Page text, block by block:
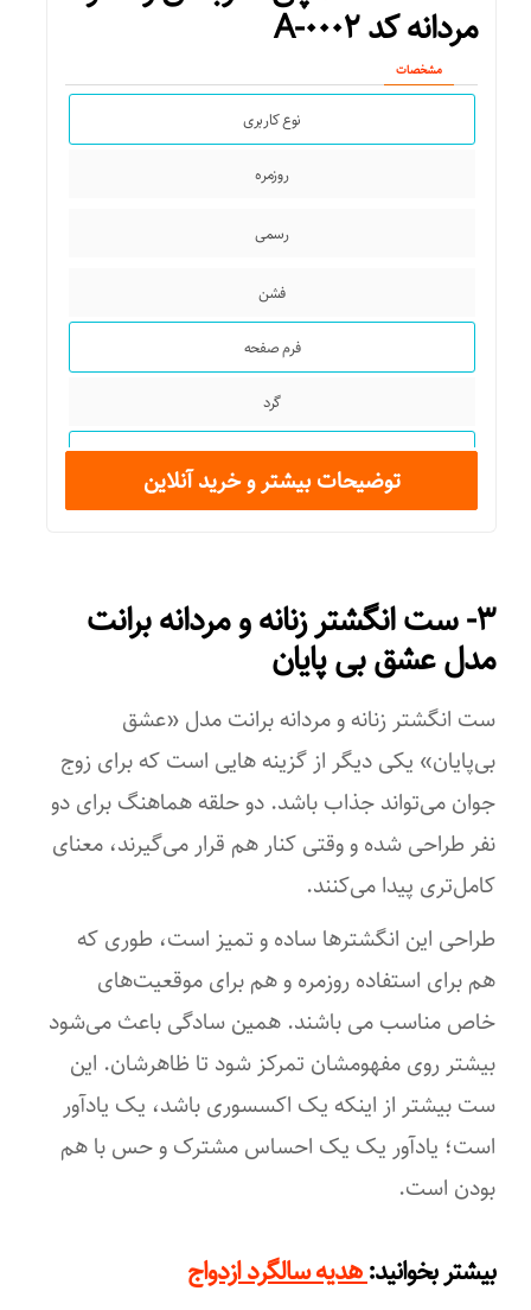
مردانه کد A-۰۰۰۲
مشخصات
نوع کاربری
روزمره
رسمی
فشن
فرم صفحه
گرد
معدنی
استیل
رنگ صفحه
مشکی
مشکی
نوع قفل بند
کلیپسی با محافظ
لاستیک
استیل
عرض بند مدل زنانه
توضیحات بیشتر و خرید آنلاین
۳- ست انگشتر زنانه و مردانه برانت
مدل عشق بی پایان
ست انگشتر زنانه و مردانه برانت مدل «عشق
بی‌پایان» یکی دیگر از گزینه هایی است که برای زوج
جوان می‌تواند جذاب باشد. دو حلقه هماهنگ برای دو
نفر طراحی شده‌ و وقتی کنار هم قرار می‌گیرند، معنای
کامل‌تری پیدا می‌کنند.
طراحی این انگشترها ساده و تمیز است، طوری که
هم برای استفاده روزمره و هم برای موقعیت‌های
خاص مناسب می باشند. همین سادگی باعث می‌شود
بیشتر روی مفهومشان تمرکز شود تا ظاهرشان. این
ست بیشتر از اینکه یک اکسسوری باشد، یک یادآور
است؛ یادآور یک یک احساس مشترک و حس با هم
بودن است.
بیشتر بخوانید:هدیه سالگرد ازدواج